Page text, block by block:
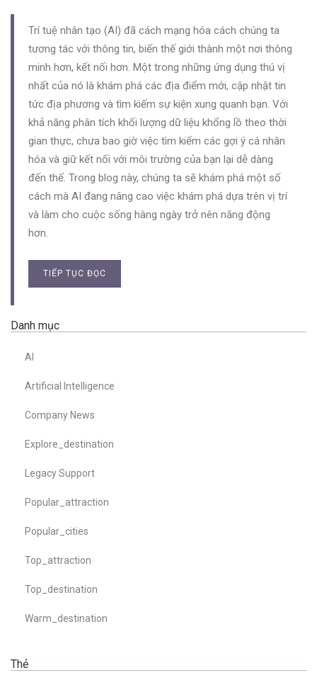
Trí tuệ nhân tạo (AI) đã cách mạng hóa cách chúng ta
tương tác với thông tin, biến thế giới thành một nơi thông
minh hơn, kết nối hơn. Một trong những ứng dụng thú vị
nhất của nó là khám phá các địa điểm mới, cập nhật tin
tức địa phương và tìm kiếm sự kiện xung quanh bạn. Với
khả năng phân tích khối lượng dữ liệu khổng lồ theo thời
gian thực, chưa bao giờ việc tìm kiếm các gợi ý cá nhân
hóa và giữ kết nối với môi trường của bạn lại dễ dàng
đến thế. Trong blog này, chúng ta sẽ khám phá một số
cách mà AI đang nâng cao việc khám phá dựa trên vị trí
và làm cho cuộc sống hàng ngày trở nên năng động
hơn.
TIẾP TỤC ĐỌC
Danh mục
AI
Artificial Intelligence
Company News
Explore_destination
Legacy Support
Popular_attraction
Popular_cities
Top_attraction
Top_destination
Warm_destination
Thẻ